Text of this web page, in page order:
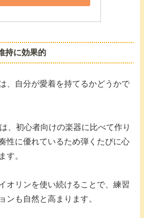
持に効果的
、自分が愛着を持てるかどうかで
、初心者向けの楽器に比べて作り
性に優れているため弾くたびに心
す。
オリンを使い続けることで、練習
ンも自然と高まります。